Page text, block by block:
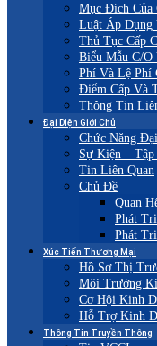
Mục Đích Của
Luật Áp Dụng
Thủ Tục Cấp
Biểu Mẫu C/O
Phí Và Lệ Phí
Điểm Cấp Và
Thông Tin
Đại Diện Giới Chủ
Chức Năng
Sự Kiện –
Tin Liên Quan
Chủ Đề
Quan
Phát
Phát
Xúc Tiến Thương Mại
Hồ Sơ Thị
Môi Trường
Cơ Hội Kinh
Hỗ Trợ Kinh
Thông Tin Truyền Thông